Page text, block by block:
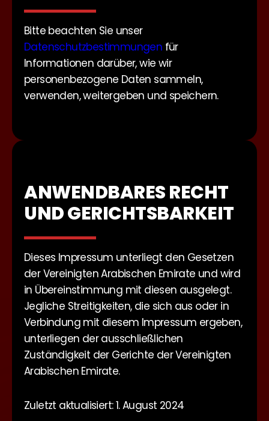
Bitte beachten Sie unser
Datenschutzbestimmungen für
Informationen darüber, wie wir
personenbezogene Daten sammeln,
verwenden, weitergeben und speichern.
ANWENDBARES RECHT
UND GERICHTSBARKEIT
Dieses Impressum unterliegt den Gesetzen
der Vereinigten Arabischen Emirate und wird
in Übereinstimmung mit diesen ausgelegt.
Jegliche Streitigkeiten, die sich aus oder in
Verbindung mit diesem Impressum ergeben,
unterliegen der ausschließlichen
Zuständigkeit der Gerichte der Vereinigten
Arabischen Emirate.
Zuletzt aktualisiert: 1. August 2024